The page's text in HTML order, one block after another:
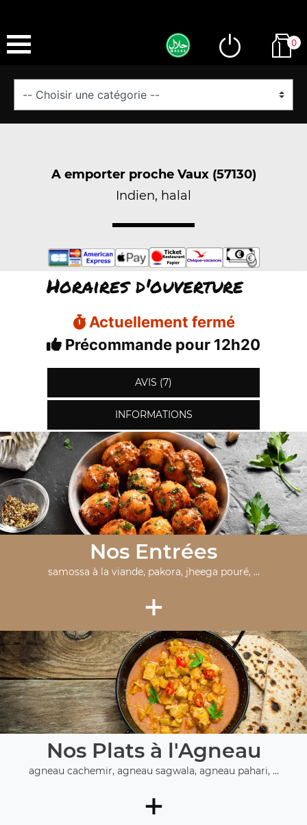
0
A emporter proche Vaux (57130)
Indien, halal
Horaires d'ouverture
Actuellement fermé
Précommande pour 12h20
AVIS (7)
INFORMATIONS
Nos Entrées
samossa à la viande, pakora, jheega pouré, ...
+
Nos Plats à l'Agneau
agneau cachemir, agneau sagwala, agneau pahari, ...
+